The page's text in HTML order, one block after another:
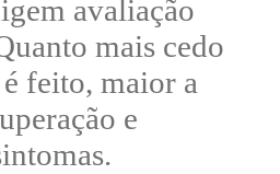
avaliação
mais cedo
feito, maior a
e